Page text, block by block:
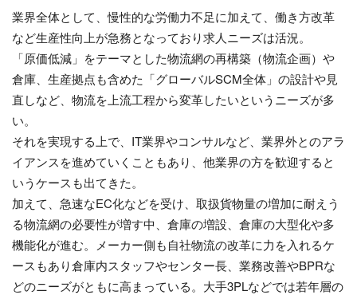
業界全体として、慢性的な労働力不足に加えて、働き方改革
など生産性向上が急務となっており求人ニーズは活況。
「原価低減」をテーマとした物流網の再構築（物流企画）や
倉庫、生産拠点も含めた「グローバルSCM全体」の設計や見
直しなど、物流を上流工程から変革したいというニーズが多
い。
それを実現する上で、IT業界やコンサルなど、業界外とのアラ
イアンスを進めていくこともあり、他業界の方を歓迎すると
いうケースも出てきた。
加えて、急速なEC化などを受け、取扱貨物量の増加に耐えう
る物流網の必要性が増す中、倉庫の増設、倉庫の大型化や多
機能化が進む。メーカー側も自社物流の改革に力を入れるケ
ースもあり倉庫内スタッフやセンター長、業務改善やBPRな
どのニーズがともに高まっている。大手3PLなどでは若年層の